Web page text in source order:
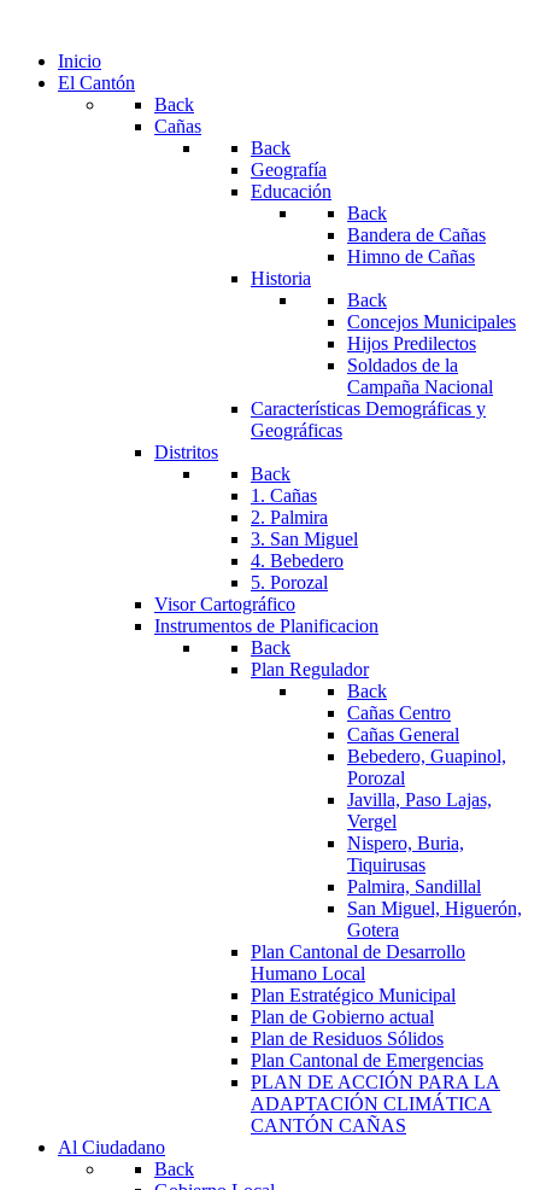
Inicio
El Cantón
Back
Cañas
Back
Geografía
Educación
Back
Bandera de Cañas
Himno de Cañas
Historia
Back
Concejos Municipales
Hijos Predilectos
Soldados de la
Campaña Nacional
Características Demográficas y
Geográficas
Distritos
Back
1. Cañas
2. Palmira
3. San Miguel
4. Bebedero
5. Porozal
Visor Cartográfico
Instrumentos de Planificacion
Back
Plan Regulador
Back
Cañas Centro
Cañas General
Bebedero, Guapinol,
Porozal
Javilla, Paso Lajas,
Vergel
Nispero, Buria,
Tiquirusas
Palmira, Sandillal
San Miguel, Higuerón,
Gotera
Plan Cantonal de Desarrollo
Humano Local
Plan Estratégico Municipal
Plan de Gobierno actual
Plan de Residuos Sólidos
Plan Cantonal de Emergencias
PLAN DE ACCIÓN PARA LA
ADAPTACIÓN CLIMÁTICA
CANTÓN CAÑAS
Al Ciudadano
Back